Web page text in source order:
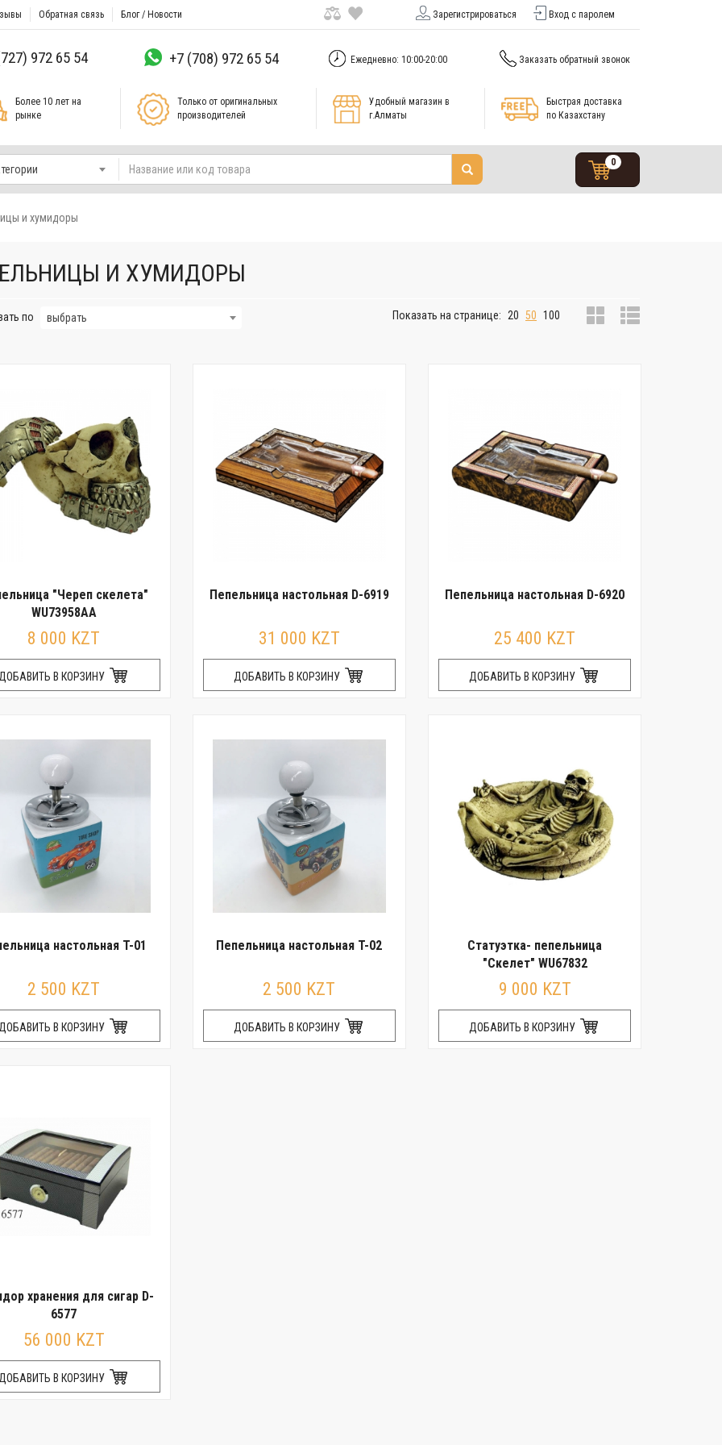
Обратная связь Блог / Новости Зарегистрироваться Вход с паролем
972 65 54 +7 (708) 972 65 54 Ежедневно: 10:00-20:00 Заказать обратный звонок
Более 10 лет на
рынке
Только от оригинальных
производителей
Удобный магазин в
г.Алматы
Быстрая доставка
по Казахстану
0
и хумидоры
И ХУМИДОРЫ
по выбрать Показать на странице: 20 50 100
"Череп скелета"
WU73958AA
8 000 KZT
В КОРЗИНУ
Пепельница настольная D-6919
31 000 KZT
ДОБАВИТЬ В КОРЗИНУ
Пепельница настольная D-6920
25 400 KZT
ДОБАВИТЬ В КОРЗИНУ
настольная T-01
2 500 KZT
В КОРЗИНУ
Пепельница настольная T-02
2 500 KZT
ДОБАВИТЬ В КОРЗИНУ
Статуэтка- пепельница
"Cкелет" WU67832
9 000 KZT
ДОБАВИТЬ В КОРЗИНУ
хранения для сигар D-
6577
56 000 KZT
В КОРЗИНУ